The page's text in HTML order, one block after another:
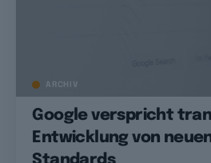
ARCHIV
Google verspricht
Entwicklung von